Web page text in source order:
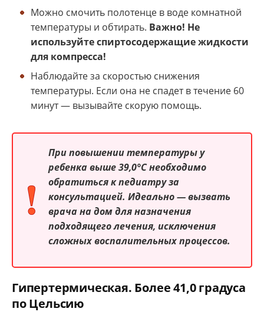
Можно смочить полотенце в воде комнатной
температуры и обтирать. Важно! Не
используйте спиртосодержащие жидкости
для компресса!
Наблюдайте за скоростью снижения
температуры. Если она не спадет в течение 60
минут — вызывайте скорую помощь.
При повышении температуры у
ребенка выше 39,0°С необходимо
обратиться к педиатру за
консультацией. Идеально — вызвать
врача на дом для назначения
подходящего лечения, исключения
сложных воспалительных процессов.
Гипертермическая. Более 41,0 градуса
по Цельсию